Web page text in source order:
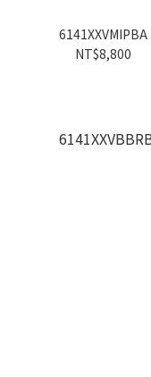
6141XXVMIPBA
NT$8,800